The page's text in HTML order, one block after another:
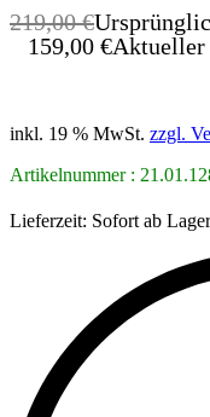
219,00€
159,00 €Aktueller
inkl. 19 % MwSt. zzgl.
Artikelnummer :
Lieferzeit: Sofort ab